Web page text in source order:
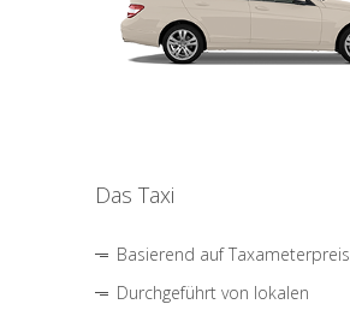
Das Taxi
Basierend auf Taxameterpreis
Durchgeführt von lokalen